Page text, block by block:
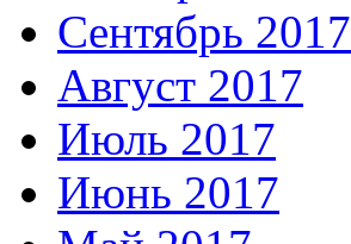
Сентябрь 2017
Август 2017
Июль 2017
Июнь 2017